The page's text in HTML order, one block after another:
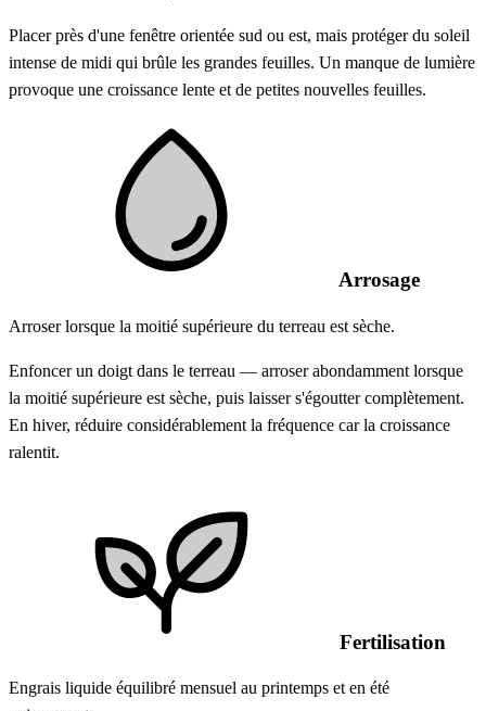
Placer près d'une fenêtre orientée sud ou est, mais protéger du soleil
intense de midi qui brûle les grandes feuilles. Un manque de lumière
provoque une croissance lente et de petites nouvelles feuilles.
Arrosage
Arroser lorsque la moitié supérieure du terreau est sèche.
Enfoncer un doigt dans le terreau — arroser abondamment lorsque
la moitié supérieure est sèche, puis laisser s'égoutter complètement.
En hiver, réduire considérablement la fréquence car la croissance
ralentit.
Fertilisation
Engrais liquide équilibré mensuel au printemps et en été